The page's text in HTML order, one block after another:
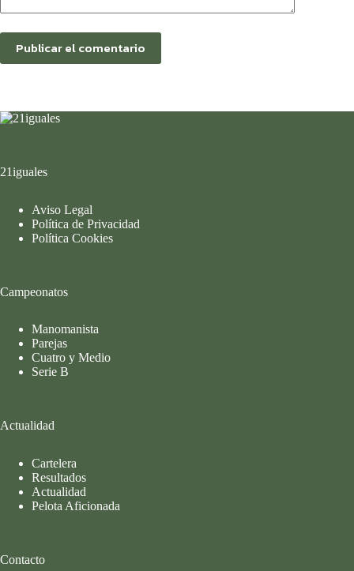
Publicar el comentario
21iguales
Aviso Legal
Política de Privacidad
Política Cookies
Campeonatos
Manomanista
Parejas
Cuatro y Medio
Serie B
Actualidad
Cartelera
Resultados
Actualidad
Pelota Aficionada
Contacto